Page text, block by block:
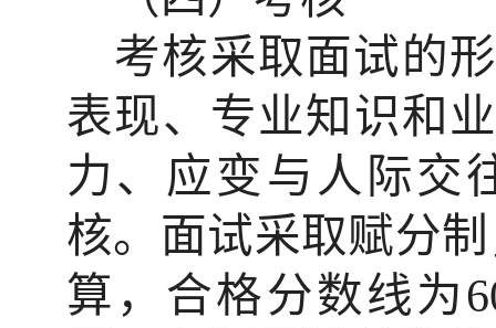
考核采取面试的
表现、专业知识和
力、应变与人际交
核。面试采取赋分
算，合格分数线为